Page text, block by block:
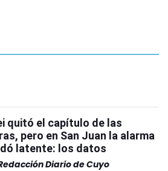
quitó el capítulo de las
pero en San Juan la alarma
latente: los datos
Diario de Cuyo